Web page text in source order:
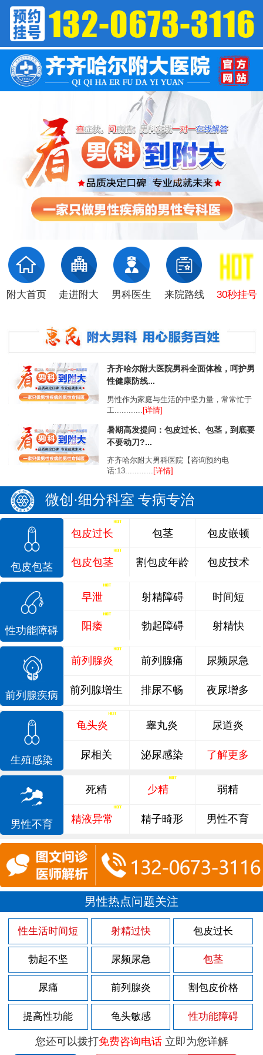
附大首页 走进附大 男科医生 来院路线 30秒挂号
齐齐哈尔附大医院男科全面体检，呵护男
性健康防线...
男性作为家庭与生活的中坚力量，常常忙于
工............
[详情]
暑期高发提问：包皮过长、包茎，到底要
不要动刀?...
齐齐哈尔附大男科医院【咨询预约电
话:13............ [详情]
微创·细分科室 专病专治
包皮包茎
包皮过长
包皮包茎
包茎
割包皮年龄
包皮嵌顿
包皮技术
性功能障碍
早泄
阳痿
射精障碍
勃起障碍
时间短
射精快
前列腺疾病
前列腺炎 前列腺痛 尿频尿急
前列腺增生 排尿不畅 夜尿增多
生殖感染
龟头炎 睾丸炎 尿道炎
尿相关 泌尿感染 了解更多
男性不育
死精 少精 弱精
精液异常 精子畸形 男性不育
男性热点问题关注
性生活时间短 射精过快 包皮过长
勃起不坚 尿频尿急 包茎
尿痛 前列腺炎 割包皮价格
提高性功能 龟头敏感 性功能障碍
您还可以拨打免费咨询电话立即为您详解